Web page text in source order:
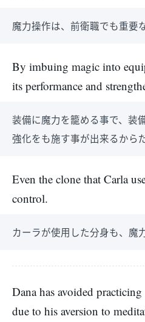
魔力操作は、前衛職でも重要
By imbuing magic into
its performance and
装備に魔力を籠める事で、装
強化をも施す事が出来るからだ
Even the clone that Carla
control.
カーラが使用した分身も、魔
Dana has avoided
due to his aversion to